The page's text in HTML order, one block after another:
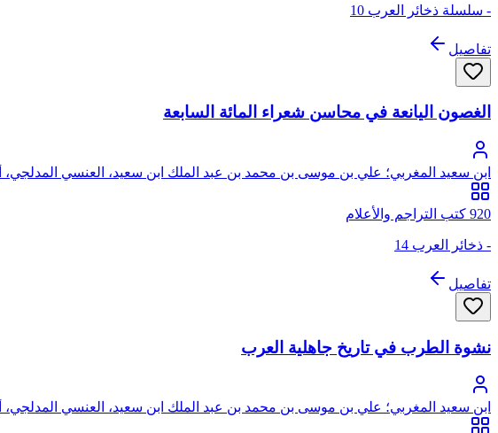
- سلسلة ذخائر العرب 10
تفاصيل
الغصون اليانعة في محاسن شعراء المائة السابعة
ابن سعيد المغربي؛ علي بن موسى بن محمد بن عبد الملك ابن سعيد، العنسي المدلجي،
920 كتب التراجم والأعلام
- ذخائر العرب 14
تفاصيل
نشوة الطرب في تاريخ جاهلية العرب
ابن سعيد المغربي؛ علي بن موسى بن محمد بن عبد الملك ابن سعيد، العنسي المدلجي،